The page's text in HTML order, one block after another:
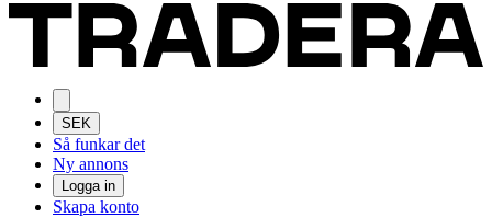
SEK
Så funkar det
Ny annons
Logga in
Skapa konto